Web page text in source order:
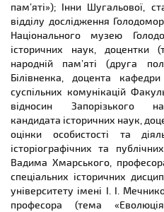
пам’яті»); Інни Шугальової,
відділу дослідження
Національного музею
історичних наук, доцентки
народній пам’яті (друга
Білівненка, доцента
суспільних комунікацій
відносин Запорізького
кандидата історичних наук,
оцінки особистості та
історіографічних та
Вадима Хмарського,
спеціальних історичних
університету імені І. І.
професора (тема